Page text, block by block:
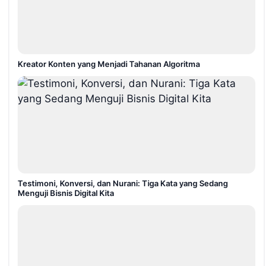
Kreator Konten yang Menjadi Tahanan Algoritma
Testimoni, Konversi, dan Nurani: Tiga Kata yang Sedang
Menguji Bisnis Digital Kita